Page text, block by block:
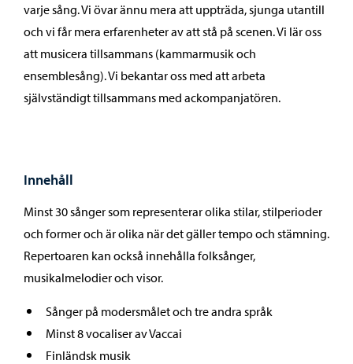
varje sång. Vi övar ännu mera att uppträda, sjunga utantill
och vi får mera erfarenheter av att stå på scenen. Vi lär oss
att musicera tillsammans (kammarmusik och
ensemblesång). Vi bekantar oss med att arbeta
självständigt tillsammans med ackompanjatören.
Innehåll
Minst 30 sånger som representerar olika stilar, stilperioder
och former och är olika när det gäller tempo och stämning.
Repertoaren kan också innehålla folksånger,
musikalmelodier och visor.
Sånger på modersmålet och tre andra språk
Minst 8 vocaliser av Vaccai
Finländsk musik